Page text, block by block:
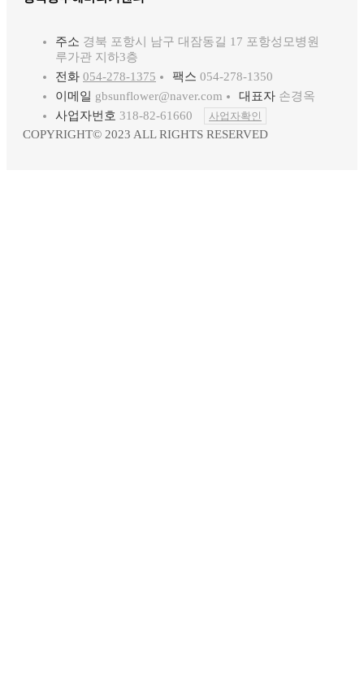
주소 경북 포항시 남구 대잠동길 17 포항성모병원
루가관 지하3층
전화 054-278-1375 팩스 054-278-1350
이메일 gbsunflower@naver.com 대표자 손경옥
사업자번호 318-82-61660 사업자확인
COPYRIGHT© 2023 ALL RIGHTS RESERVED